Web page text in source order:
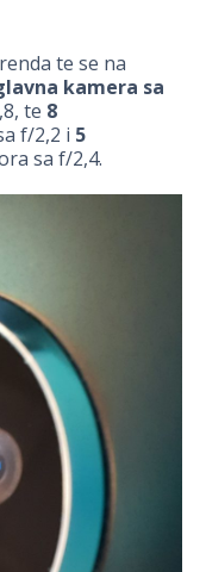
te se na
kamera sa
te 8
f/2,2 i 5
sa f/2,4.